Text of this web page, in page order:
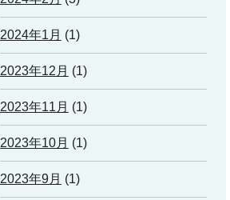
2024年1月 (1)
2023年12月 (1)
2023年11月 (1)
2023年10月 (1)
2023年9月 (1)